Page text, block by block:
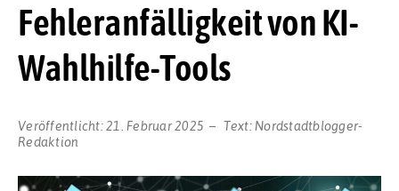
Fehleranfälligkeit von KI-
Wahlhilfe-Tools
Veröffentlicht:21. Februar 2025 Text: Nordstadtblogger-
Redaktion